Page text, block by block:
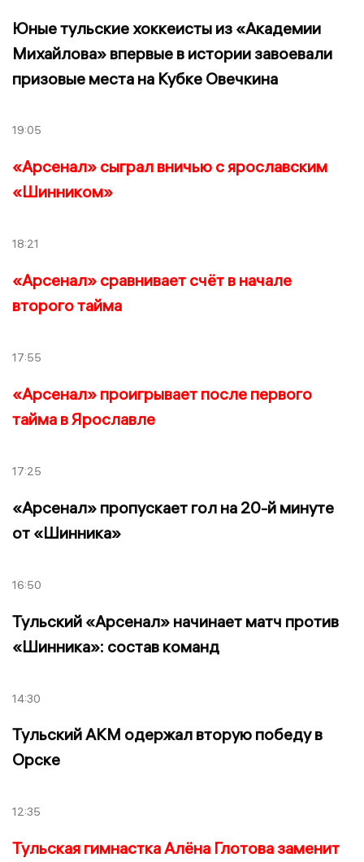
Юные тульские хоккеисты из «Академии
Михайлова» впервые в истории завоевали
призовые места на Кубке Овечкина
19:05
«Арсенал» сыграл вничью с ярославским
«Шинником»
18:21
«Арсенал» сравнивает счёт в начале
второго тайма
17:55
«Арсенал» проигрывает после первого
тайма в Ярославле
17:25
«Арсенал» пропускает гол на 20-й минуте
от «Шинника»
16:50
Тульский «Арсенал» начинает матч против
«Шинника»: состав команд
14:30
Тульский АКМ одержал вторую победу в
Орске
12:35
Тульская гимнастка Алёна Глотова заменит